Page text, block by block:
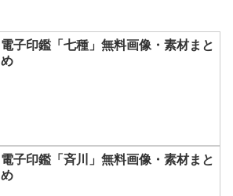
電子印鑑「七種」無料画像・素材まと
め
電子印鑑「斉川」無料画像・素材まと
め